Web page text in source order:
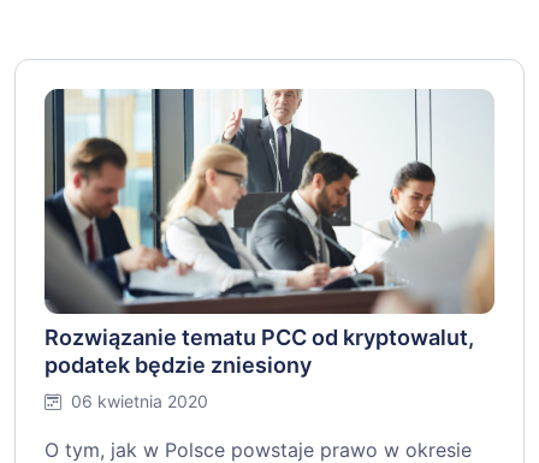
Rozwiązanie tematu PCC od kryptowalut,
podatek będzie zniesiony
06 kwietnia 2020
O tym, jak w Polsce powstaje prawo w okresie